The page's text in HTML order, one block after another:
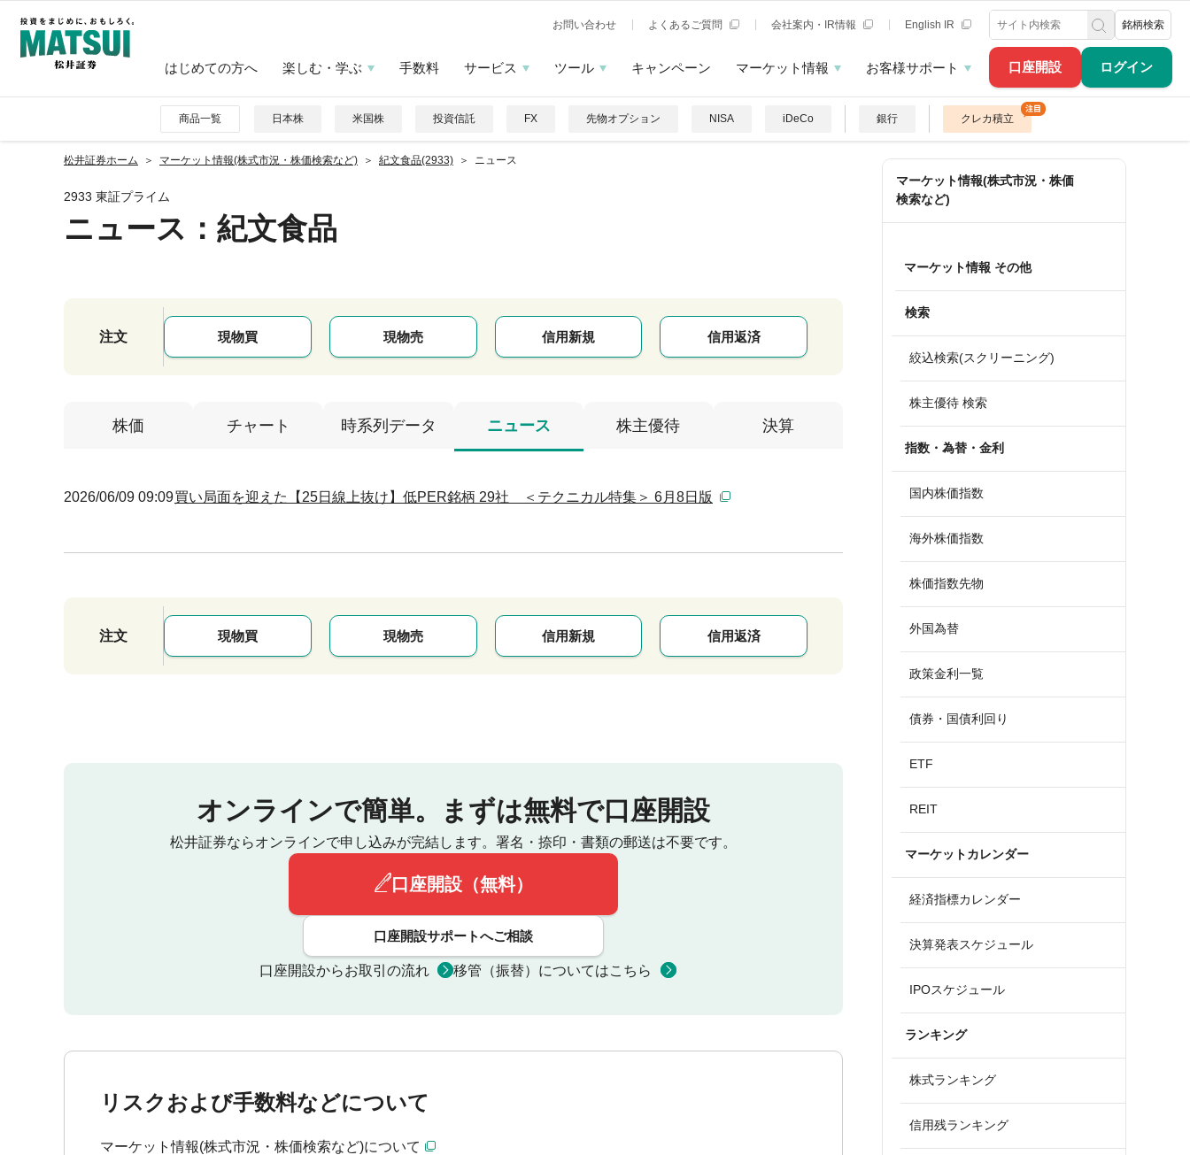
口座開設 ログイン
お問い合わせ よくあるご質問 会社案内・IR情報 English IR 銘柄検索
はじめての方へ 楽しむ・学ぶ 手数料 サービス ツール キャンペーン マーケット情報 お客様サポート
商品一覧 日本株 米国株 投資信託 FX 先物オプション NISA iDeCo 銀行 クレカ積立
松井証券ホーム マーケット情報(株式市況・株価検索など) 紀文食品(2933) ニュース
2933 東証プライム
ニュース ：紀文食品
注文 現物買 現物売 信用新規 信用返済
株価 チャート 時系列データ ニュース 株主優待 決算
2026/06/09 09:09買い局面を迎えた【25日線上抜け】低PER銘柄 29社 ＜テクニカル特集＞ 6月8日版
注文 現物買 現物売 信用新規 信用返済
オンラインで簡単。 まずは無料で口座開設
松井証券ならオンラインで申し込みが完結します。 署名・捺印・書類の郵送は不要です。
口座開設（無料）
口座開設サポートへご相談
口座開設からお取引の流れ 移管（振替）についてはこちら
リスクおよび手数料などについて
マーケット情報(株式市況・株価検索など)について
マーケット情報(株式市況・株価
検索など)
マーケット情報 その他
検索
絞込検索(スクリーニング)
株主優待 検索
指数・為替・金利
国内株価指数
海外株価指数
株価指数先物
外国為替
政策金利一覧
債券・国債利回り
ETF
REIT
マーケットカレンダー
経済指標カレンダー
決算発表スケジュール
IPOスケジュール
ランキング
株式ランキング
信用残ランキング